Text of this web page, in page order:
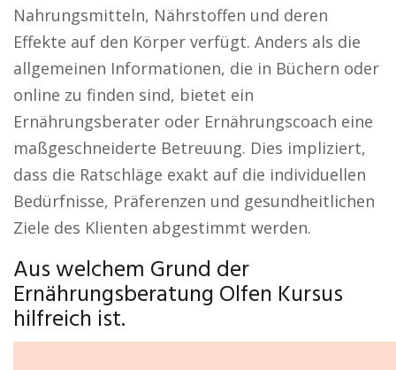
Nahrungsmitteln, Nährstoffen und deren
Effekte auf den Körper verfügt. Anders als die
allgemeinen Informationen, die in Büchern oder
online zu finden sind, bietet ein
Ernährungsberater oder Ernährungscoach eine
maßgeschneiderte Betreuung. Dies impliziert,
dass die Ratschläge exakt auf die individuellen
Bedürfnisse, Präferenzen und gesundheitlichen
Ziele des Klienten abgestimmt werden.
Aus welchem Grund der
Ernährungsberatung Olfen Kursus
hilfreich ist.